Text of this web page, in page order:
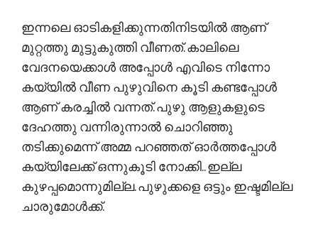
ഇന്നലെ ഓടികളിക്കുന്നതിനിടയിൽ ആണ്
മുറ്റത്തു മുട്ടുകുത്തി വീണത്. കാലിലെ
വേദനയെക്കാൾ അപ്പോൾ എവിടെ നിന്നോ
കയ്യിൽ വീണ പുഴുവിനെ കൂടി കണ്ടപ്പോൾ
ആണ് കരച്ചിൽ വന്നത്. പുഴു ആളുകളുടെ
ദേഹത്തു വന്നിരുന്നാൽ ചൊറിഞ്ഞു
തടിക്കുമെന്ന് അമ്മ പറഞ്ഞത് ഓർത്തപ്പോൾ
കയ്യിലേക്ക് ഒന്നുകൂടി നോക്കി.. ഇല്ല
കുഴപ്പമൊന്നുമില്ല. പുഴുക്കളെ ഒട്ടും ഇഷ്ടമില്ല
ചാരുമോൾക്ക്.